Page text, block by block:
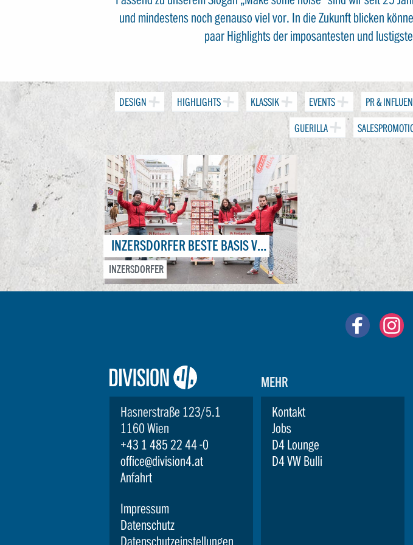
und mindestens noch genauso viel vor. In die Zukunft blicken
paar Highlights der imposantesten und
DESIGN HIGHLIGHTS KLASSIK EVENTS PR &
GUERILLA
INZERSDORFER BESTE BASIS VERKOSTUNG
INZERSDORFER
Logo:
Division4
Hasnerstraße 123/5.1
1160 Wien
+43 1 485 22 44 -0
office@division4.at
Anfahrt
Impressum
Datenschutz
Datenschutzeinstellungen
MEHR
Kontakt
Jobs
D4 Lounge
D4 VW Bulli